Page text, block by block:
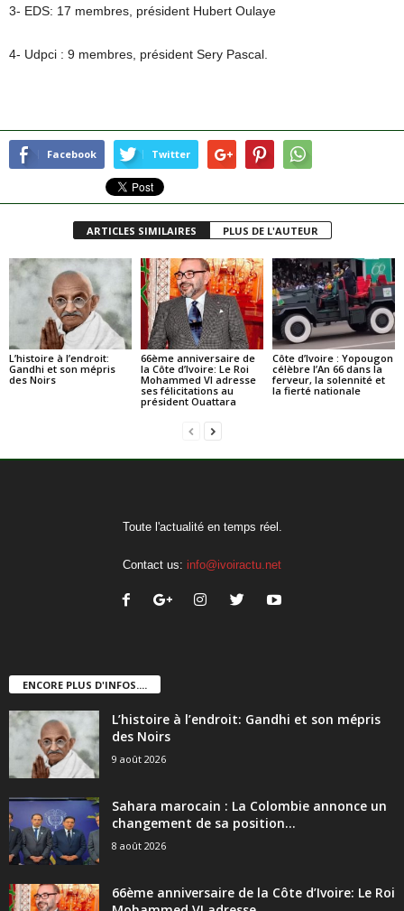
3- EDS: 17 membres, président Hubert Oulaye
4- Udpci : 9 membres, président Sery Pascal.
Facebook Twitter
ARTICLES SIMILAIRES PLUS DE L'AUTEUR
L’histoire à l’endroit:
Gandhi et son mépris
des Noirs
66ème anniversaire de
la Côte d’Ivoire: Le Roi
Mohammed VI adresse
ses félicitations au
président Ouattara
Côte d’Ivoire : Yopougon
célèbre l’An 66 dans la
ferveur, la solennité et
la fierté nationale
Toute l'actualité en temps réel.
Contact us: info@ivoiractu.net
ENCORE PLUS D'INFOS....
L’histoire à l’endroit: Gandhi et son mépris
des Noirs
9 août 2026
Sahara marocain : La Colombie annonce un
changement de sa position...
8 août 2026
66ème anniversaire de la Côte d’Ivoire: Le Roi